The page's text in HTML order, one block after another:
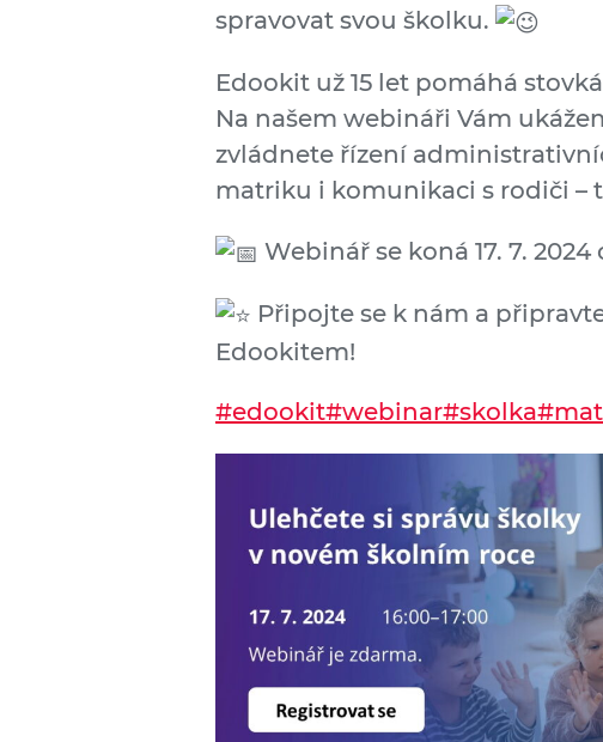
spravovat svou školku.
Edookit už 15 let pomáhá
Na našem webináři Vám
zvládnete řízení
matriku i komunikaci s rodiči –
Webinář se koná 17. 7.
Připojte se k nám a
Edookitem!
#edookit#webinar#skolka